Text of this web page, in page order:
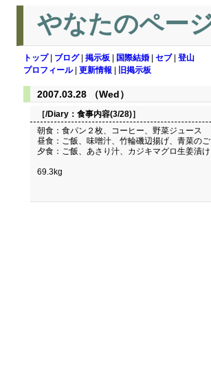
やなたのペー
トップ| ブログ| 掲示板 国際結婚 セブ| 登山
プロフィール| 更新情報 旧掲示板
2007.03.28 （Wed）
［/Diary： 食事内容(3/28)］
朝食：食パン２枚、コーヒー、野菜ジュース
昼食：ご飯、味噌汁、竹輪磯辺揚げ、青菜のご
夕食：ご飯、あさり汁、カジキマグロ生姜漬
69.3kg